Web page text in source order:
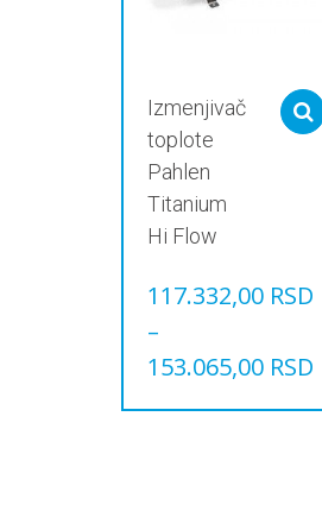
Izmenjivač
toplote
Pahlen
Titanium
Hi Flow
117.332,00 RSD
–
153.065,00 RSD